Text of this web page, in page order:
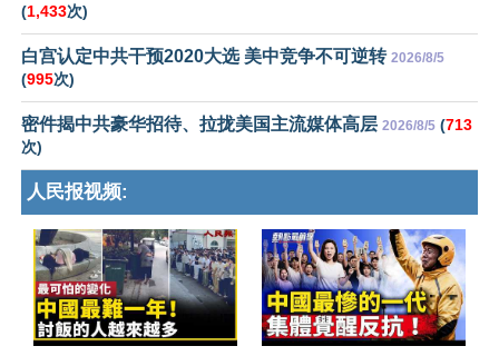
(1,433次)
白宫认定中共干预2020大选 美中竞争不可逆转 2026/8/5
(995次)
密件揭中共豪华招待、拉拢美国主流媒体高层 2026/8/5 (713
次)
人民报视频: